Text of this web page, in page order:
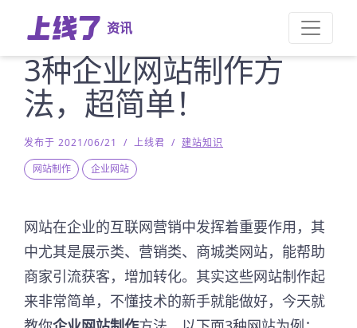
资讯
3种企业网站制作方
法，超简单！
发布于 2021/06/21 / 上线君 / 建站知识
网站制作
企业网站
网站在企业的互联网营销中发挥着重要作用，其
中尤其是展示类、营销类、商城类网站，能帮助
商家引流获客，增加转化。其实这些网站制作起
来非常简单，不懂技术的新手就能做好，今天就